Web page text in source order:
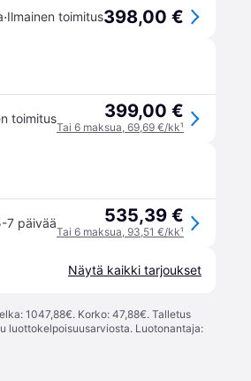
·Ilmainen toimitus398,00 €
toimitus 399,00 €
Tai 6 maksua, 69,69 €/kk¹
7 päivää 535,39 €
Tai 6 maksua, 93,51 €/kk¹
Näytä kaikki tarjoukset
1047,88€. Korko: 47,88€. Talletus
luottokelpoisuusarviosta. Luotonantaja: